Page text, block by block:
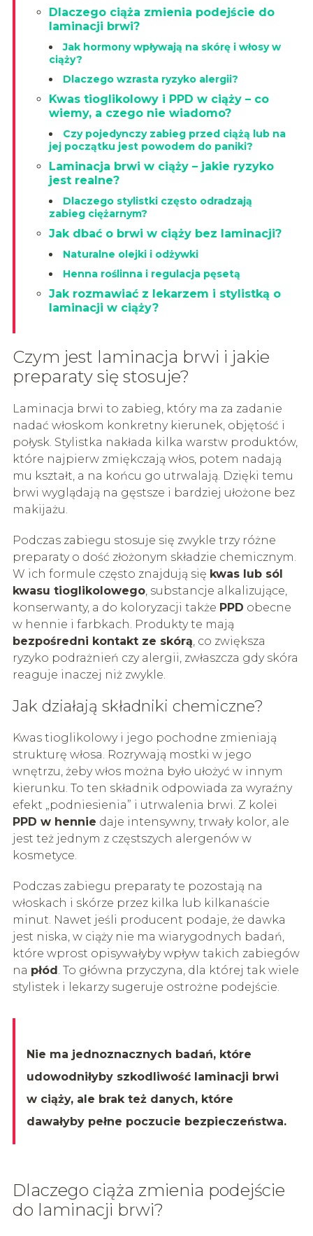
Dlaczego ciąża zmienia podejście do
laminacji brwi?
Jak hormony wpływają na skórę i włosy w
ciąży?
Dlaczego wzrasta ryzyko alergii?
Kwas tioglikolowy i PPD w ciąży – co
wiemy, a czego nie wiadomo?
Czy pojedynczy zabieg przed ciążą lub na
jej początku jest powodem do paniki?
Laminacja brwi w ciąży – jakie ryzyko
jest realne?
Dlaczego stylistki często odradzają
zabieg ciężarnym?
Jak dbać o brwi w ciąży bez laminacji?
Naturalne olejki i odżywki
Henna roślinna i regulacja pęsetą
Jak rozmawiać z lekarzem i stylistką o
laminacji w ciąży?
Czym jest laminacja brwi i jakie
preparaty się stosuje?
Laminacja brwi to zabieg, który ma za zadanie
nadać włoskom konkretny kierunek, objętość i
połysk. Stylistka nakłada kilka warstw produktów,
które najpierw zmiękczają włos, potem nadają
mu kształt, a na końcu go utrwalają. Dzięki temu
brwi wyglądają na gęstsze i bardziej ułożone bez
makijażu.
Podczas zabiegu stosuje się zwykle trzy różne
preparaty o dość złożonym składzie chemicznym.
W ich formule często znajdują się kwas lub sól
kwasu tioglikolowego, substancje alkalizujące,
konserwanty, a do koloryzacji także PPD obecne
w hennie i farbkach. Produkty te mają
bezpośredni kontakt ze skórą, co zwiększa
ryzyko podrażnień czy alergii, zwłaszcza gdy skóra
reaguje inaczej niż zwykle.
Jak działają składniki chemiczne?
Kwas tioglikolowy i jego pochodne zmieniają
strukturę włosa. Rozrywają mostki w jego
wnętrzu, żeby włos można było ułożyć w innym
kierunku. To ten składnik odpowiada za wyraźny
efekt „podniesienia” i utrwalenia brwi. Z kolei
PPD w hennie daje intensywny, trwały kolor, ale
jest też jednym z częstszych alergenów w
kosmetyce.
Podczas zabiegu preparaty te pozostają na
włoskach i skórze przez kilka lub kilkanaście
minut. Nawet jeśli producent podaje, że dawka
jest niska, w ciąży nie ma wiarygodnych badań,
które wprost opisywałyby wpływ takich zabiegów
na płód . To główna przyczyna, dla której tak wiele
stylistek i lekarzy sugeruje ostrożne podejście.
Nie ma jednoznacznych badań, które
udowodniłyby szkodliwość laminacji brwi
w ciąży, ale brak też danych, które
dawałyby pełne poczucie bezpieczeństwa.
Dlaczego ciąża zmienia podejście
do laminacji brwi?